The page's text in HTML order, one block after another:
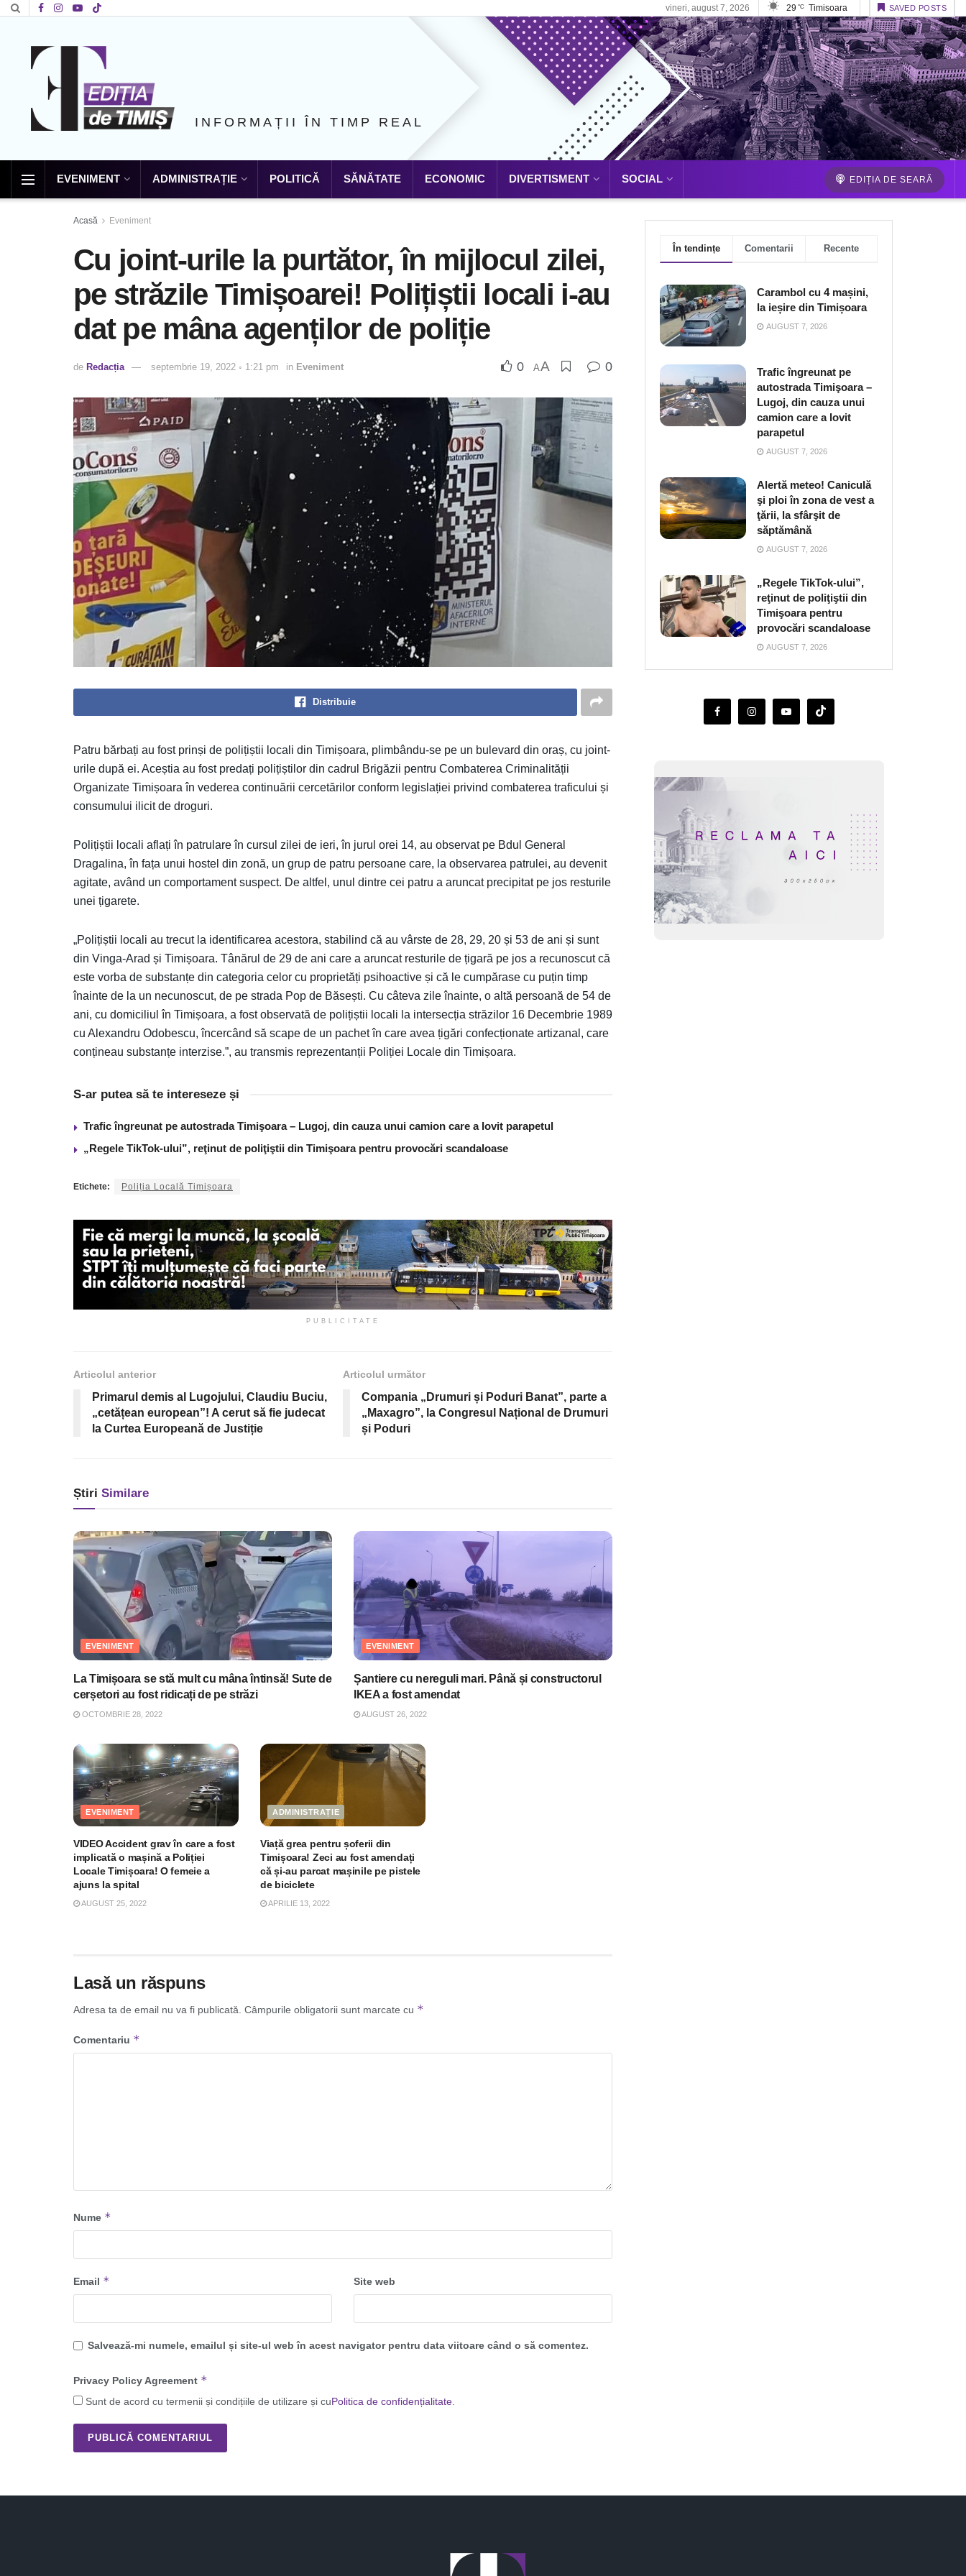
vineri, august 7, 2026 29 °C Timisoara SAVED POSTS
INFORMAȚII ÎN TIMP REAL
EVENIMENT ADMINISTRAȚIE POLITICĂ SĂNĂTATE ECONOMIC DIVERTISMENT SOCIAL EDIȚIA DE SEARĂ
Acasă Eveniment
Cu joint-urile la purtător, în mijlocul zilei,
pe străzile Timișoarei! Polițiștii locali i-au
dat pe mâna agenților de poliție
de Redacția septembrie 19, 2022 ◦ 1:21 pm in Eveniment 0 AA 0
Distribuie
Patru bărbați au fost prinși de polițiștii locali din Timișoara, plimbându-se pe un bulevard din oraș, cu joint-
urile după ei. Aceștia au fost predați polițiștilor din cadrul Brigăzii pentru Combaterea Criminalității
Organizate Timișoara în vederea continuării cercetărilor conform legislației privind combaterea traficului și
consumului ilicit de droguri.
Polițiștii locali aflați în patrulare în cursul zilei de ieri, în jurul orei 14, au observat pe Bdul General
Dragalina, în fața unui hostel din zonă, un grup de patru persoane care, la observarea patrulei, au devenit
agitate, având un comportament suspect. De altfel, unul dintre cei patru a aruncat precipitat pe jos resturile
unei țigarete.
„Polițiștii locali au trecut la identificarea acestora, stabilind că au vârste de 28, 29, 20 și 53 de ani și sunt
din Vinga-Arad și Timișoara. Tânărul de 29 de ani care a aruncat resturile de țigară pe jos a recunoscut că
este vorba de substanțe din categoria celor cu proprietăți psihoactive și că le cumpărase cu puțin timp
înainte de la un necunoscut, de pe strada Pop de Băsești. Cu câteva zile înainte, o altă persoană de 54 de
ani, cu domiciliul în Timișoara, a fost observată de polițiștii locali la intersecția străzilor 16 Decembrie 1989
cu Alexandru Odobescu, încercând să scape de un pachet în care avea țigări confecționate artizanal, care
conțineau substanțe interzise.”, au transmis reprezentanții Poliției Locale din Timișoara.
S-ar putea să te intereseze și
Trafic îngreunat pe autostrada Timişoara – Lugoj, din cauza unui camion care a lovit parapetul
„Regele TikTok-ului”, reţinut de poliţiştii din Timişoara pentru provocări scandaloase
Etichete: Poliția Locală Timișoara
PUBLICITATE
Articolul anterior
Primarul demis al Lugojului, Claudiu Buciu,
„cetățean european”! A cerut să fie judecat
la Curtea Europeană de Justiție
Articolul următor
Compania „Drumuri și Poduri Banat”, parte a
„Maxagro”, la Congresul Național de Drumuri
și Poduri
Știri Similare
EVENIMENT
La Timișoara se stă mult cu mâna întinsă! Sute de
cerșetori au fost ridicați de pe străzi
OCTOMBRIE 28, 2022
EVENIMENT
Șantiere cu nereguli mari. Până și constructorul
IKEA a fost amendat
AUGUST 26, 2022
EVENIMENT
VIDEO Accident grav în care a fost
implicată o mașină a Poliției
Locale Timișoara! O femeie a
ajuns la spital
AUGUST 25, 2022
ADMINISTRAȚIE
Viață grea pentru șoferii din
Timișoara! Zeci au fost amendați
că și-au parcat mașinile pe pistele
de biciclete
APRILIE 13, 2022
Lasă un răspuns
Adresa ta de email nu va fi publicată. Câmpurile obligatorii sunt marcate cu *
Comentariu *
Nume *
Email * Site web
Salvează-mi numele, emailul și site-ul web în acest navigator pentru data viitoare când o să comentez.
Privacy Policy Agreement *
Sunt de acord cu termenii și condițiile de utilizare și cuPolitica de confidențialitate
În tendințe Comentarii Recente
Carambol cu 4 mașini,
la ieșire din Timișoara
AUGUST 7, 2026
Trafic îngreunat pe
autostrada Timişoara –
Lugoj, din cauza unui
camion care a lovit
parapetul
AUGUST 7, 2026
Alertă meteo! Caniculă
şi ploi în zona de vest a
ţării, la sfârşit de
săptămână
AUGUST 7, 2026
„Regele TikTok-ului”,
reţinut de poliţiştii din
Timişoara pentru
provocări scandaloase
AUGUST 7, 2026